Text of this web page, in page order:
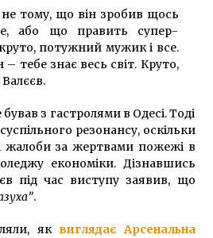
не тому, що він зробив щось
або що править супер-
потужний мужик і все.
тебе знає весь світ. Круто,
з гастролями в Одесі. Тоді
резонансу, оскільки
жалоби за жертвами пожежі в
економіки. Дізнавшись
під час виступу заявив, що
.
яквиглядає Арсенальна